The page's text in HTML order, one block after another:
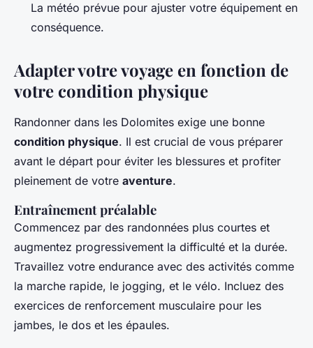
La météo prévue pour ajuster votre équipement en
conséquence.
Adapter votre voyage en fonction de
votre condition physique
Randonner dans les Dolomites exige une bonne
condition physique. Il est crucial de vous préparer
avant le départ pour éviter les blessures et profiter
pleinement de votre aventure.
Entraînement préalable
Commencez par des randonnées plus courtes et
augmentez progressivement la difficulté et la durée.
Travaillez votre endurance avec des activités comme
la marche rapide, le jogging, et le vélo. Incluez des
exercices de renforcement musculaire pour les
jambes, le dos et les épaules.